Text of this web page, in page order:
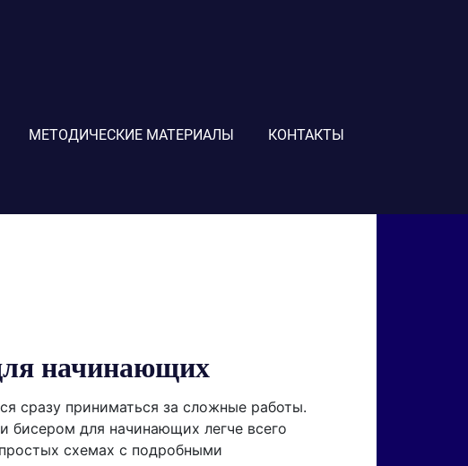
МЕТОДИЧЕСКИЕ МАТЕРИАЛЫ КОНТАКТЫ
начинающих
сразу приниматься за сложные работы.
бисером для начинающих легче всего
схемах с подробными